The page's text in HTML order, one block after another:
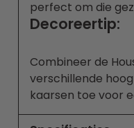
perfect om die
Decoreertip:
Combineer de
verschillende
kaarsen toe voor